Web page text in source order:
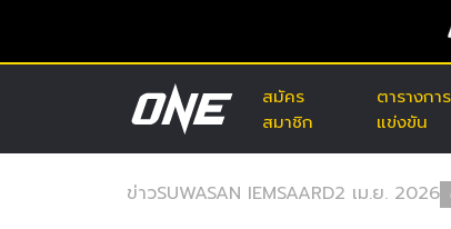
สมัคร
สมาชิก
ตารางการ
แข่งขัน
ข่าวSUWASAN IEMSAARD2 เม.ย. 2026